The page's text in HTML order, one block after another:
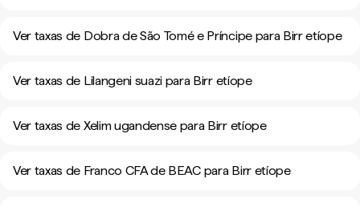
Ver taxas de Dobra de São Tomé e Príncipe para Birr etíope
Ver taxas de Lilangeni suazi para Birr etíope
Ver taxas de Xelim ugandense para Birr etíope
Ver taxas de Franco CFA de BEAC para Birr etíope